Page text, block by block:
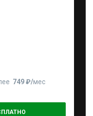
749 ₽⁠/⁠мес